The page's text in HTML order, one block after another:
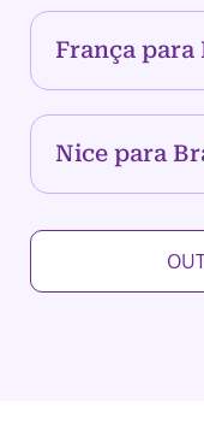
França
Nice para